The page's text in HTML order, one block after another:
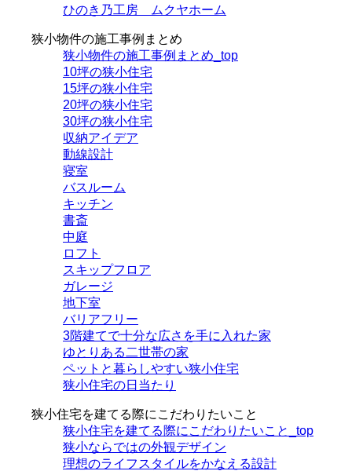
ひのき乃工房 ムクヤホーム
狭小物件の施工事例まとめ
狭小物件の施工事例まとめ_top
10坪の狭小住宅
15坪の狭小住宅
20坪の狭小住宅
30坪の狭小住宅
収納アイデア
動線設計
寝室
バスルーム
キッチン
書斎
中庭
ロフト
スキップフロア
ガレージ
地下室
バリアフリー
3階建てで十分な広さを手に入れた家
ゆとりある二世帯の家
ペットと暮らしやすい狭小住宅
狭小住宅の日当たり
狭小住宅を建てる際にこだわりたいこと
狭小住宅を建てる際にこだわりたいこと_top
狭小ならではの外観デザイン
理想のライフスタイルをかなえる設計